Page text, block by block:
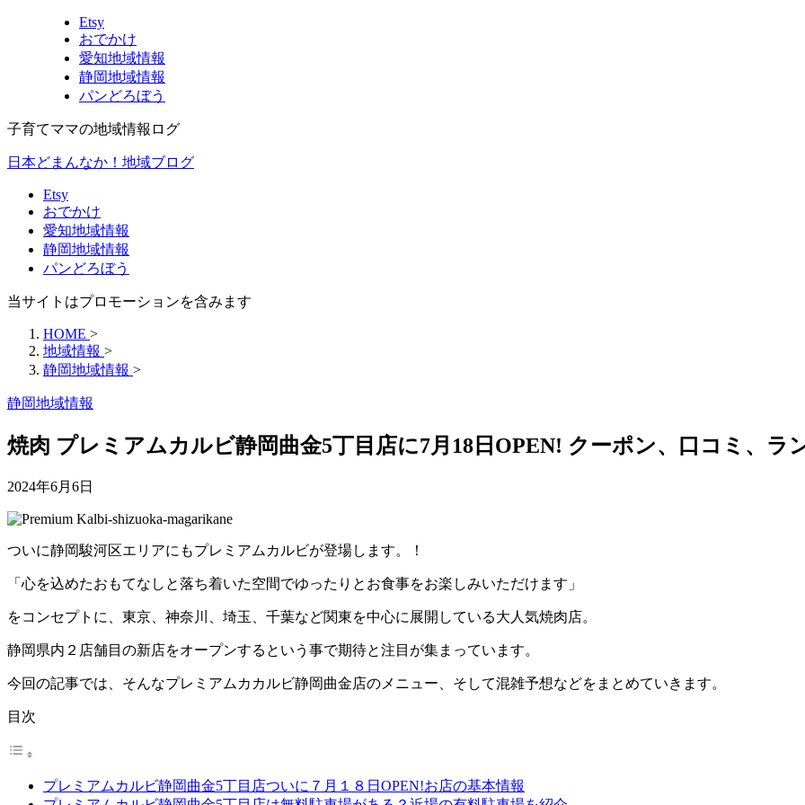
Etsy
おでかけ
愛知地域情報
静岡地域情報
パンどろぼう
子育てママの地域情報ログ
日本どまんなか！地域ブログ
Etsy
おでかけ
愛知地域情報
静岡地域情報
パンどろぼう
当サイトはプロモーションを含みます
HOME >
地域情報 >
静岡地域情報 >
静岡地域情報
焼肉 プレミアムカルビ静岡曲金5丁目店に7月18日OPEN! クーポン、口コミ、ラ
2024年6月6日
ついに静岡駿河区エリアにもプレミアムカルビが登場します。！
「心を込めたおもてなしと落ち着いた空間でゆったりとお食事をお楽しみいただけます」
をコンセプトに、東京、神奈川、埼玉、千葉など関東を中心に展開している大人気焼肉店。
静岡県内２店舗目の新店をオープンするという事で期待と注目が集まっています。
今回の記事では、そんなプレミアムカカルビ静岡曲金店のメニュー、そして混雑予想などをまとめていきます。
目次
プレミアムカルビ静岡曲金5丁目店ついに７月１８日OPEN!お店の基本情報